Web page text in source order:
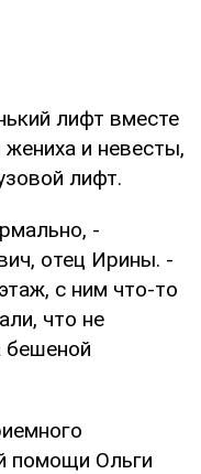
лифт вместе
и невесты,
лифт.
-
отец Ирины. -
с ним что-то
что не
бешеной
помощи Ольги